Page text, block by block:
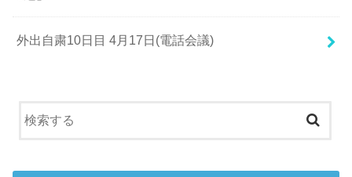
外出自粛10日目 4月17日(電話会議)